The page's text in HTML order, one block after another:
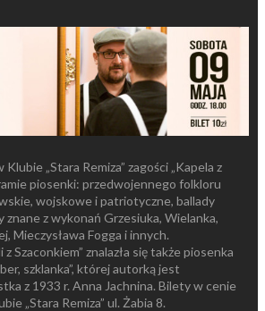
„Stara Remiza” zagości „Kapela z
piosenki: przedwojennego folkloru
wojskowe i patriotyczne, ballady
z wykonań Grzesiuka, Wielanka,
Mieczysława Fogga i innych.
Szaconkiem” znalazła się także piosenka
szklanka”, której autorką jest
z 1933 r. Anna Jachnina. Bilety w cenie
„Stara Remiza” ul. Żabia 8.